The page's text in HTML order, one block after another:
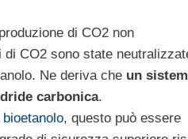
di CO2 non
CO2 sono state
Ne deriva che un
carbonica.
, questo può essere